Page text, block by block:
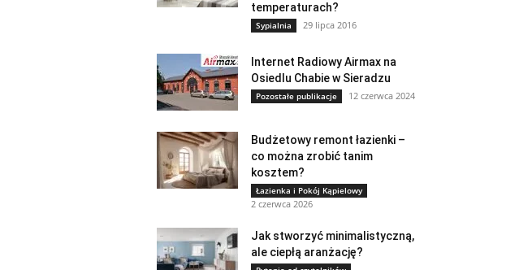
temperaturach?
Sypialnia 29 lipca 2016
Internet Radiowy Airmax na
Osiedlu Chabie w Sieradzu
Pozostałe publikacje 12 czerwca 2024
Budżetowy remont łazienki –
co można zrobić tanim
kosztem?
Łazienka i Pokój Kąpielowy
2 czerwca 2026
Jak stworzyć minimalistyczną,
ale ciepłą aranżację?